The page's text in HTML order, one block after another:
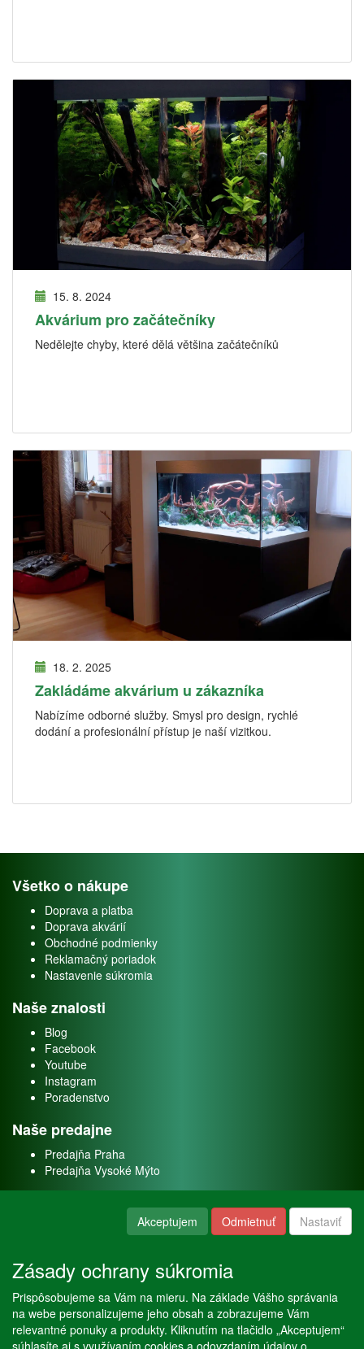
15. 8. 2024
Akvárium pro začátečníky
Nedělejte chyby, které dělá většina začátečníků
18. 2. 2025
Zakládáme akvárium u zákazníka
Nabízíme odborné služby. Smysl pro design, rychlé
dodání a profesionální přístup je naší vizitkou.
Všetko o nákupe
Doprava a platba
Doprava akvárií
Obchodné podmienky
Reklamačný poriadok
Nastavenie súkromia
Naše znalosti
Blog
Facebook
Youtube
Instagram
Poradenstvo
Naše predajne
Predajňa Praha
Predajňa Vysoké Mýto
Naše služby
Servis
Predaj akváriových rýb
Predaj akváriových rastlín
Akceptujem Odmietnuť Nastaviť
Zásady ochrany súkromia
Prispôsobujeme sa Vám na mieru. Na základe Vášho správania
na webe personalizujeme jeho obsah a zobrazujeme Vám
relevantné ponuky a produkty. Kliknutím na tlačidlo „Akceptujem“
súhlasíte aj s využívaním cookies a odovzdaním údajov o